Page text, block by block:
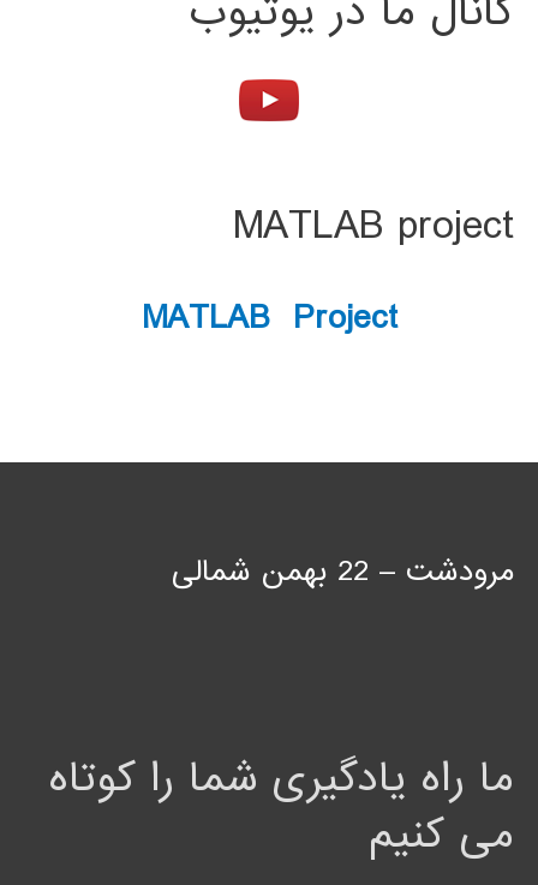
MATLAB project
MATLAB Project
مرودشت – 22 بهمن شمالی
ما راه یادگیری شما را کوتاه
می کنیم